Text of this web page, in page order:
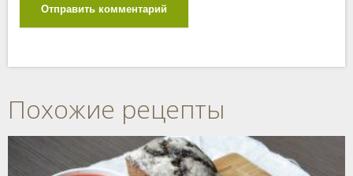
Отправить комментарий
Похожие рецепты